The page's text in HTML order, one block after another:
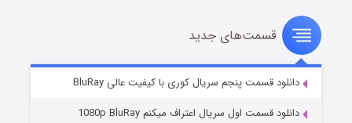
سریال زشت
قسمت۲ (زیرنویس) منتشر شد
قسمت‌های جدید
دانلود قسمت پنجم سریال کوری با کیفیت عالی BluRay
دانلود قسمت اول سریال اعتراف میکنم 1080p BluRay